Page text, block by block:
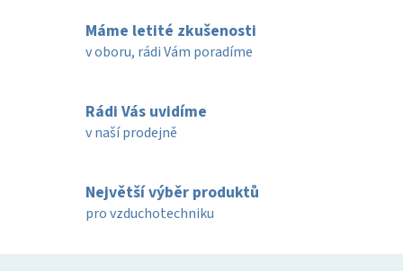
c
í
p
k
p
i
n
í
Máme letité zkušenosti
v oboru, rádi Vám poradíme
Rádi Vás uvidíme
v naší prodejně
Největší výběr produktů
pro vzduchotechniku